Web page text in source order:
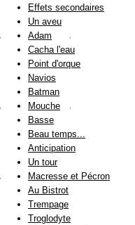
Effets secondaires
Un aveu
Adam
Cacha l'eau
Point d'orque
Navios
Batman
Mouche
Basse
Beau temps...
Anticipation
Un tour
Macresse et Pécron
Au Bistrot
Trempage
Troglodyte